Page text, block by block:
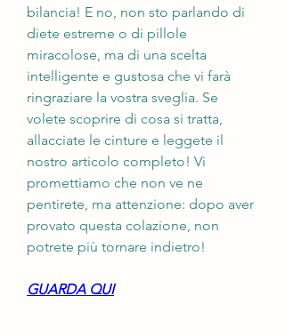
bilancia! E no, non sto parlando di
diete estreme o di pillole
miracolose, ma di una scelta
intelligente e gustosa che vi farà
ringraziare la vostra sveglia. Se
volete scoprire di cosa si tratta,
allacciate le cinture e leggete il
nostro articolo completo! Vi
promettiamo che non ve ne
pentirete, ma attenzione: dopo aver
provato questa colazione, non
potrete più tornare indietro!
GUARDA QUI